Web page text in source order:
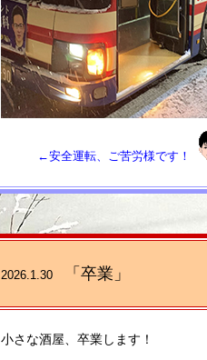
←安全運転、ご苦労様です！
2026.1.30 「卒業」
小さな酒屋、卒業します！